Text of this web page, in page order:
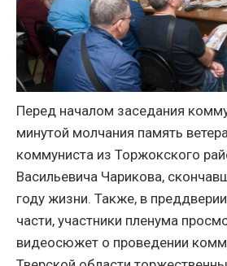
Перед началом заседания
минутой молчания память
коммуниста из Торжокского
Васильевича Чарикова,
году жизни. Также, в
части, участники пленума
видеосюжет о проведении